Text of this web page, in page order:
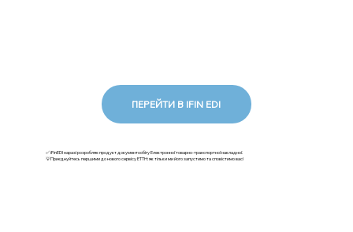
ПЕРЕЙТИ В IFIN EDI
✅ iFinEDI наразі розробляє продукт документообігу Електронної товарно-транспортної накладної.
💡Приєднуйтесь першими до нового сервісу ЕТТН: як тільки ми його запустимо та сповістимо вас!